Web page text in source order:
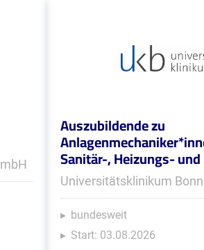
Auszubildende zu
Sanitär-, Heizungs-
Universitätsklinikum Bonn
bundesweit
Start: 03.08.2026